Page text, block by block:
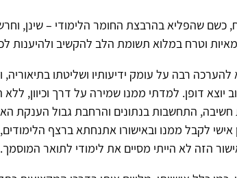
כשם שהפליא בהרבצת החומר הלימודי – שינן,
וטרח במלוא תשומת הלב להקשיב ולהיענות
להערכה רבה על עומק ידיעותיו ושליטתו בתיאוריה,
יוצא דופן. למדתי ממנו שמירה על דרך וכיוון,
חשיבה, התחשבות בנתונים והרחבת גבול הענקת
אישי לקבל ממנו ובאישורו אתנחתא ברצף הלימודים,
הזה לא הייתי מסיים את לימודי לתואר המוסמך.